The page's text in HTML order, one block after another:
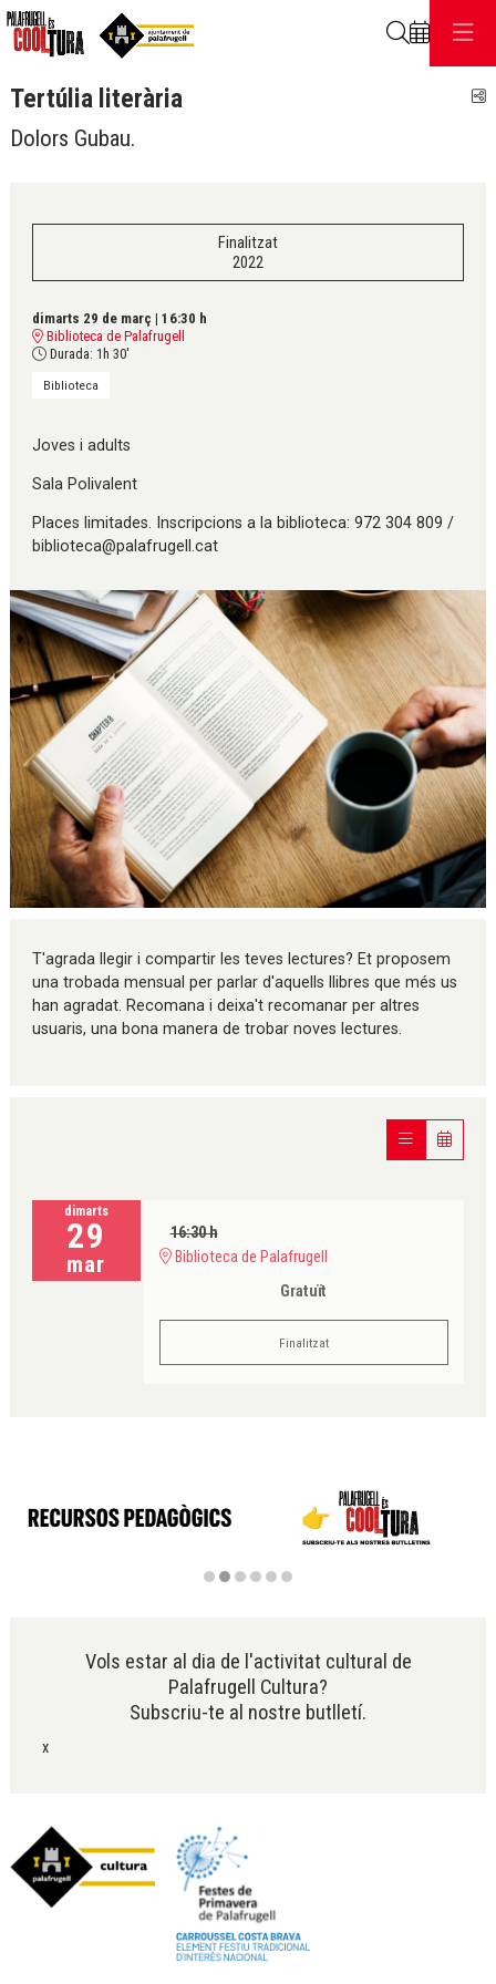
Tertúlia literària
Dolors Gubau.
Finalitzat
2022
dimarts 29 de març | 16:30 h
Biblioteca de Palafrugell
Durada: 1h 30'
Biblioteca
Joves i adults
Sala Polivalent
Places limitades. Inscripcions a la biblioteca: 972 304 809 /
biblioteca@palafrugell.cat
T'agrada llegir i compartir les teves lectures? Et proposem
una trobada mensual per parlar d'aquells llibres que més us
han agradat. Recomana i deixa't recomanar per altres
usuaris, una bona manera de trobar noves lectures.
dimarts
29
mar
16:30 h
Biblioteca de Palafrugell
Gratuït
Finalitzat
Vols estar al dia de l'activitat cultural de
Palafrugell Cultura?
Subscriu-te al nostre butlletí.
x